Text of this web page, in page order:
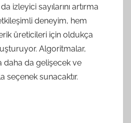
izleyici sayılarını artırma
deneyim, hem
üreticileri için oldukça
Algoritmalar,
daha da gelişecek ve
seçenek sunacaktır.